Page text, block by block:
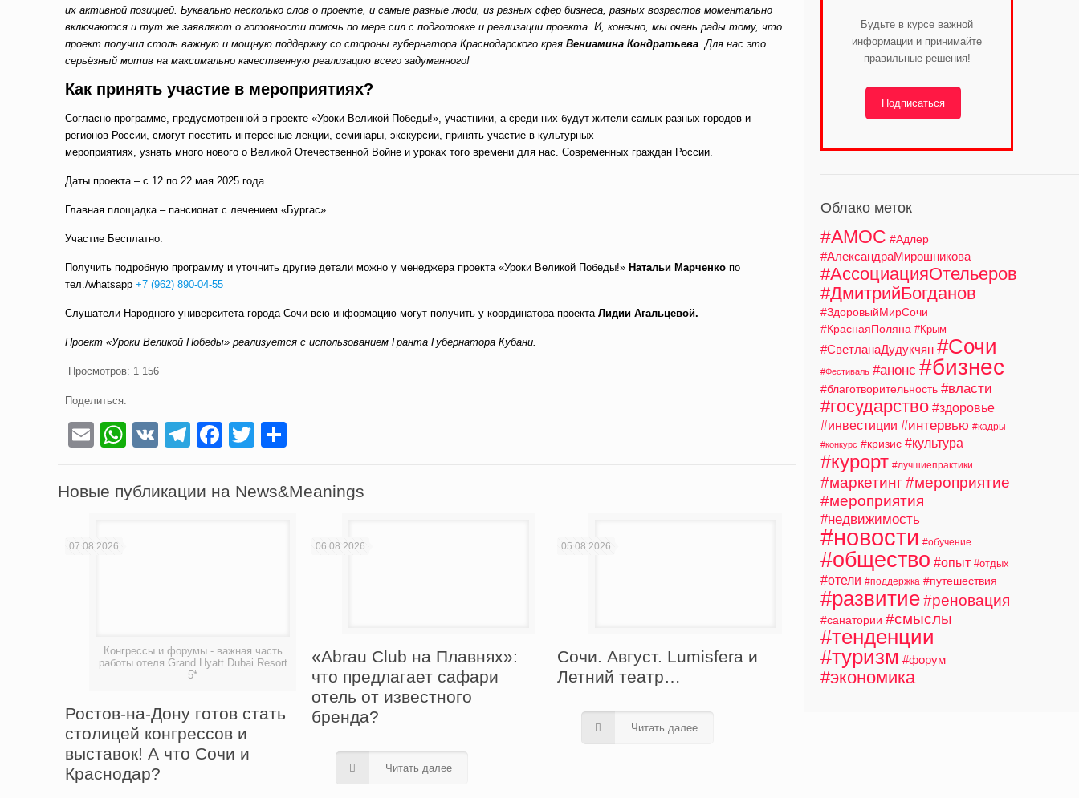
их активной позицией. Буквально несколько слов о проекте, и самые разные люди, из разных сфер бизнеса, разных возрастов моментально
включаются и тут же заявляют о готовности помочь по мере сил с подготовке и реализации проекта. И, конечно, мы очень рады тому, что
проект получил столь важную и мощную поддержку со стороны губернатора Краснодарского краяВениамина Кондратьева . Для нас это
серьёзный мотив на максимально качественную реализацию всего задуманного!
Как принять участие в мероприятиях?
Согласно программе, предусмотренной в проекте «Уроки Великой Победы!», участники, а среди них будут жители самых разных городов и
регионов России, смогут посетить интересные лекции, семинары, экскурсии, принять участие в культурных
мероприятиях, узнать много нового о Великой Отечественной Войне и уроках того времени для нас. Современных граждан России.
Даты проекта – с 12 по 22 мая 2025 года.
Главная площадка – пансионат с лечением «Бургас»
Участие Бесплатно.
Получить подробную программу и уточнить другие детали можно у менеджера проекта «Уроки Великой Победы!»Натальи Марченко по
тел./whatsapp+7 (962) 890-04-55
Слушатели Народного университета города Сочи всю информацию могут получить у координатора проектаЛидии Агальцевой.
Проект «Уроки Великой Победы» реализуется с использованием Гранта Губернатора Кубани.
Просмотров: 1 156
Поделиться:
EmailWhatsApp
VK Telegram
Facebook
Twitter
Новые публикации на News&Meanings
Конгрессы и форумы - важная часть
работы отеля Grand Hyatt Dubai Resort
5*
07.08.2026
Ростов-на-Дону готов стать
столицей конгрессов и
выставок! А что Сочи и
Краснодар?
06.08.2026
«Abrau Club на Плавнях»:
что предлагает сафари
отель от известного
бренда?
Читать далее
05.08.2026
Сочи. Август. Lumisfera и
Летний театр…
Читать далее
Будьте в курсе важной
информации и принимайте
правильные решения!
Подписаться
Облако меток
#АМОС #Адлер
#АлександраМирошникова
#АссоциацияОтельеров
#ДмитрийБогданов
#ЗдоровыйМирСочи
#КраснаяПоляна #Крым
#СветланаДудукчян #Сочи
#Фестиваль #анонс #бизнес
#благотворительность #власти
#государство #здоровье
#инвестиции #интервью #кадры
#конкурс #кризис #культура
#курорт #лучшиепрактики
#маркетинг #мероприятие
#мероприятия
#недвижимость
#новости #обучение
#общество #опыт #отдых
#отели #поддержка #путешествия
#развитие #реновация
#санатории #смыслы
#тенденции
#туризм #форум
#экономика